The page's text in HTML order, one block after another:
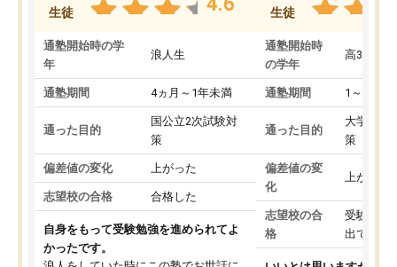
生徒
通塾開始時の学
年
浪人生
通塾期間 4ヵ月～1年未満
通った目的
国公立2次試験対
策
偏差値の変化 上がった
志望校の合格 合格した
自身をもって受験勉強を進められてよ
かったです。
生徒
通塾開始時
の学年
高3
通塾期間 1～3ヵ月
通った目的
大学入学
策
偏差値の変
化
上がった
志望校の合
格
受験して
出ていな